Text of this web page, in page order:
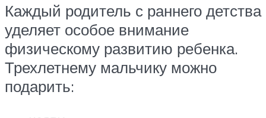
Каждый родитель с раннего детства
уделяет особое внимание
физическому развитию ребенка.
Трехлетнему мальчику можно
подарить: